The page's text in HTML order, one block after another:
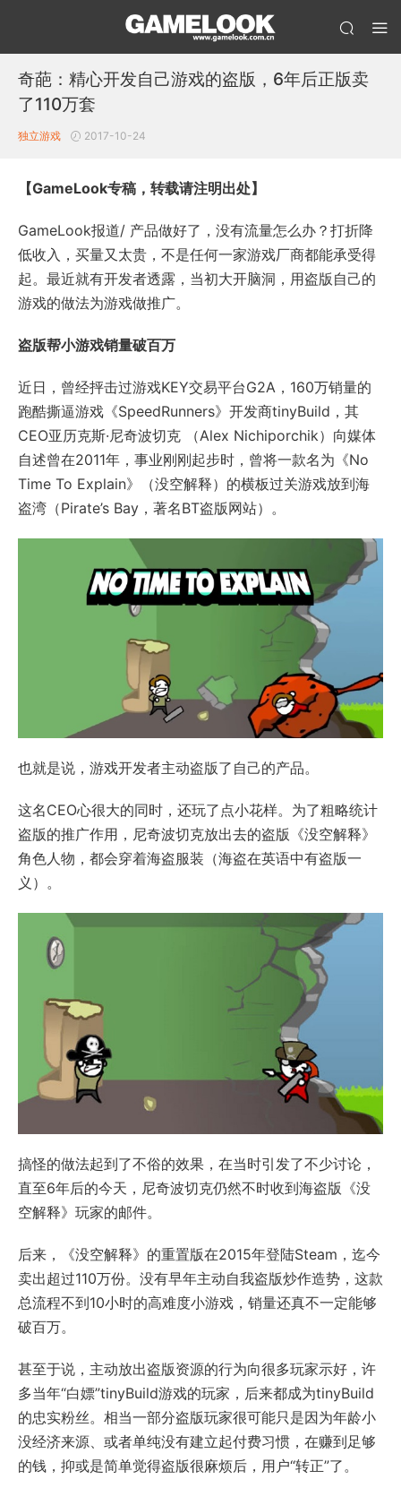
奇葩：精心开发自己游戏的盗版，6年后正版卖
了110万套
独立游戏 2017-10-24
【GameLook专稿，转载请注明出处】
GameLook报道/ 产品做好了，没有流量怎么办？打折降
低收入，买量又太贵，不是任何一家游戏厂商都能承受得
起。最近就有开发者透露，当初大开脑洞，用盗版自己的
游戏的做法为游戏做推广。
盗版帮小游戏销量破百万
近日，曾经抨击过游戏KEY交易平台G2A，160万销量的
跑酷撕逼游戏《SpeedRunners》开发商tinyBuild，其
CEO亚历克斯·尼奇波切克 （Alex Nichiporchik）向媒体
自述曾在2011年，事业刚刚起步时，曾将一款名为《No
Time To Explain》（没空解释）的横板过关游戏放到海
盗湾（Pirate’s Bay，著名BT盗版网站）。
也就是说，游戏开发者主动盗版了自己的产品。
这名CEO心很大的同时，还玩了点小花样。为了粗略统计
盗版的推广作用，尼奇波切克放出去的盗版《没空解释》
角色人物，都会穿着海盗服装（海盗在英语中有盗版一
义）。
搞怪的做法起到了不俗的效果，在当时引发了不少讨论，
直至6年后的今天，尼奇波切克仍然不时收到海盗版《没
空解释》玩家的邮件。
后来，《没空解释》的重置版在2015年登陆Steam，迄今
卖出超过110万份。没有早年主动自我盗版炒作造势，这款
总流程不到10小时的高难度小游戏，销量还真不一定能够
破百万。
甚至于说，主动放出盗版资源的行为向很多玩家示好，许
多当年“白嫖”tinyBuild游戏的玩家，后来都成为tinyBuild
的忠实粉丝。相当一部分盗版玩家很可能只是因为年龄小
没经济来源、或者单纯没有建立起付费习惯，在赚到足够
的钱，抑或是简单觉得盗版很麻烦后，用户“转正”了。